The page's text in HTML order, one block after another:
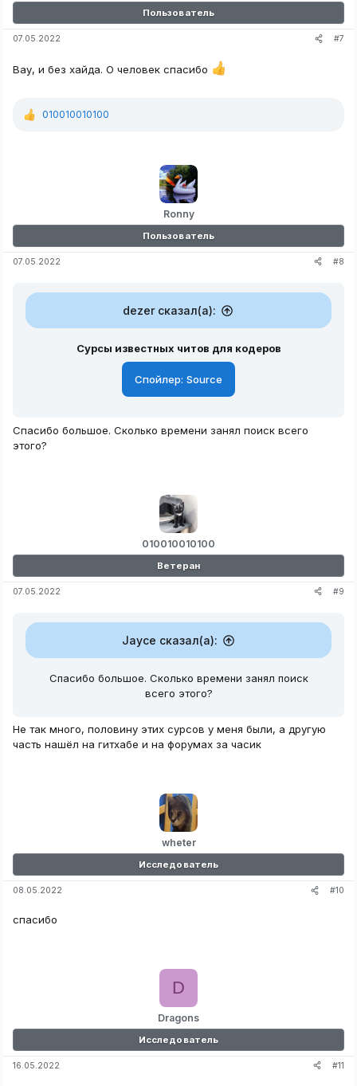
Пользователь
07.05.2022 #7
Вау, и без хайда. О человек спасибо
Р
010010010100
Ronny
Пользователь
07.05.2022 #8
dezer сказал(а):
Сурсы известных читов для кодеров
Спойлер: Source
Спасибо большое. Сколько времени занял поиск всего
этого?
010010010100
Ветеран
07.05.2022 #9
Jayce сказал(а):
Спасибо большое. Сколько времени занял поиск
всего этого?
Не так много, половину этих сурсов у меня были, а другую
часть нашёл на гитхабе и на форумах за часик
wheter
Исследователь
08.05.2022 #10
спасибо
Dragons
D
Исследователь
16.05.2022 #11